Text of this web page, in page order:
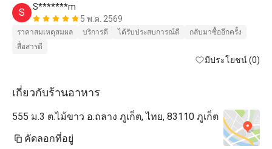
S
S*******m
5 พ.ค. 2569
ราคาสมเหตุสมผล บริการดี ได้รับประสบการณ์ดี
กลับมาซื้ออีกครั้ง
สื่อสารดี
มีประโยชน์ (0)
เกี่ยวกับร้านอาหาร
555 ม.3 ต.ไม้ขาว อ.ถลาง ภูเก็ต, ไทย, 83110 ภูเก็ต
คัดลอกที่อยู่